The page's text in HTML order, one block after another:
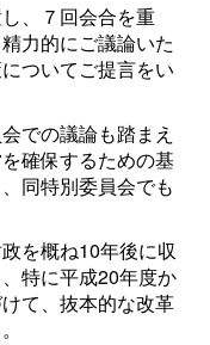
、７回会合を重
力的にご議論いた
ついてご提言をい
での議論も踏まえ
確保するための基
同特別委員会でも
を概ね10年後に収
特に平成20年度か
て、抜本的な改革